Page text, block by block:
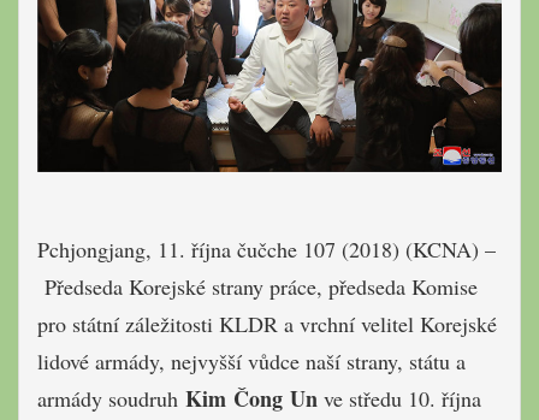
Pchjongjang, 11. října čučche 107 (2018) (KCNA) –
Předseda Korejské strany práce, předseda Komise
pro státní záležitosti KLDR a vrchní velitel Korejské
lidové armády, nejvyšší vůdce naší strany, státu a
armády soudruh Kim Čong Un ve středu 10. října